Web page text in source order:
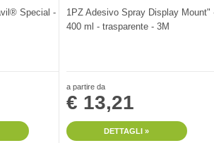
Special - 1
1PZ Adesivo Spray Display Mount"
400 ml - trasparente - 3M
a partire da
€ 13,21
DETTAGLI »